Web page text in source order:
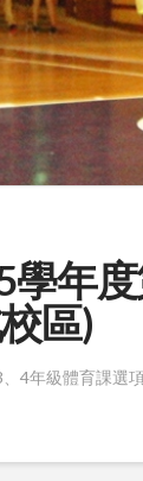
學年
區)
4年級體育課選